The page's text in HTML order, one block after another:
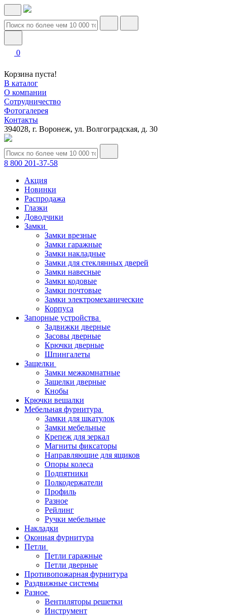
0
Корзина пуста!
В каталог
О компании
Сотрудничество
Фотогалерея
Контакты
394028, г. Воронеж, ул. Волгоградская, д. 30
8 800 201-37-58
Акция
Новинки
Распродажа
Глазки
Доводчики
Замки
Замки врезные
Замки гаражные
Замки накладные
Замки для стеклянных дверей
Замки навесные
Замки кодовые
Замки почтовые
Замки электромеханические
Корпуса
Запорные устройства
Задвижки дверные
Засовы дверные
Крючки дверные
Шпингалеты
Защелки
Замки межкомнатные
Защелки дверные
Кнобы
Крючки вешалки
Мебельная фурнитура
Замки для шкатулок
Замки мебельные
Крепеж для зеркал
Магниты фиксаторы
Направляющие для ящиков
Опоры колеса
Подпятники
Полкодержатели
Профиль
Разное
Рейлинг
Ручки мебельные
Накладки
Оконная фурнитура
Петли
Петли гаражные
Петли дверные
Противопожарная фурнитура
Раздвижные системы
Разное
Вентиляторы решетки
Инструмент